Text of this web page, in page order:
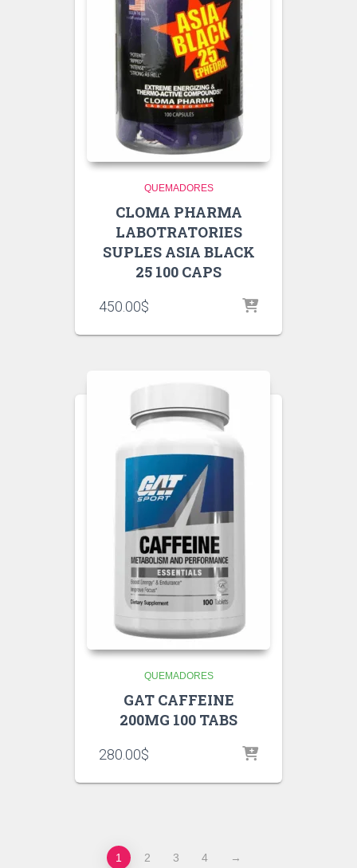
QUEMADORES
CLOMA PHARMA
LABOTRATORIES
SUPLES ASIA BLACK
25 100 CAPS
450.00$
QUEMADORES
GAT CAFFEINE
200MG 100 TABS
280.00$
1 2 3 4 →